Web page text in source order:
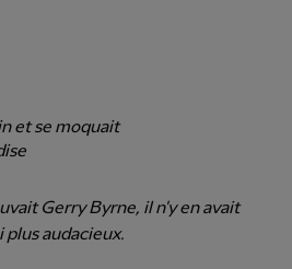
et se moquait
Gerry Byrne, il n'y en avait
plus audacieux.